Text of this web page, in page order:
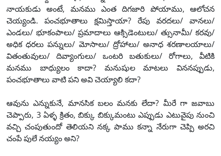
నాయకుడు అంటే, మనము ఎంత దిగజారి పోయాము, ఆలోచన
చెయ్యండి. పంచభూతాలు క్షమిస్తాయా? రేపు వరదలు/ వానలు/
ఎండలు/ భూకంపాలు/ ప్రమాదాలు ఆక్సిడెంటులు/ త్సునామీ/ కరవు/
అధిక ధరలు పన్నులు/ మోసాలు/ ద్రోహాలు/ అనాధ శరణాలయాలు/
వితంతువులు/ దివ్యాంగులు/ ఒంటరి బతుకులు/ రోగాలు, వీటికి
మనము బాధ్యులం కాదా? మనుషుల మాటలు విననప్పుడు,
పంచభూతాలు వాటి పని అవి చెయ్యాలి కదా?
ఆవును ఎన్నుకునే, మానసిక బలం మనకు లేదా? మీరే గా జవాబు
చెప్పారు, 3 ఏళ్ళ క్రితం, బిక్కు బిక్కుమంటు ఎప్పుడు ఎటువైపు నుంచి
వచ్చి చంపుతుందో తెలియని నక్క పాము కన్నా నేరుగా చెప్పి అరచి
చంపే పులే నయ్యం అని?